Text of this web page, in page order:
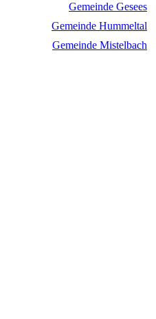
Gemeinde Gesees
Gemeinde Hummeltal
Gemeinde Mistelbach